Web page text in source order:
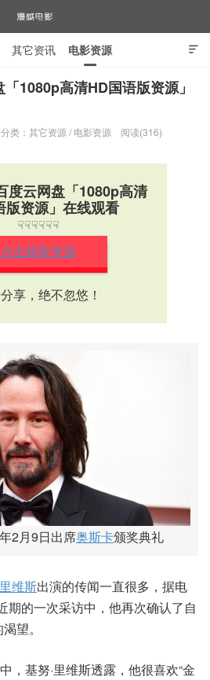
漫威电影

其它资讯 电影资源
1080p高清HD国语版资源」
分类： 其它资源 / 电影资源 阅读(316)
度云网盘「1080p高清
版资源」在线观看
☟☟☟☟☟☟
点击获取资源
享，绝不忽悠！
2月9日出席奥斯卡颁奖典礼
维斯出演的传闻一直很多，据电
期的一次采访中，他再次确认了自
望。
，基努·里维斯透露，他很喜欢“金